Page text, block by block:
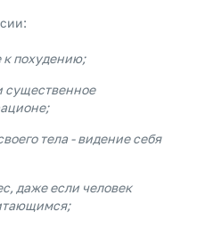
похудению;
существенное
тела - видение себя
даже если человек